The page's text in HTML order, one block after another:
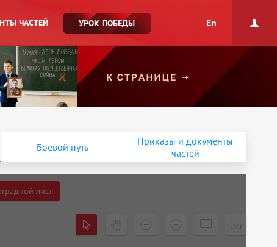
ЧАСТЕЙ УРОК ПОБЕДЫ En
Боевой путь
Приказы и документы
частей
лист